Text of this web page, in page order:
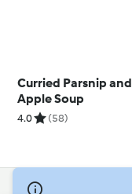
Curried Parsnip and
Apple Soup
4.0 (58)